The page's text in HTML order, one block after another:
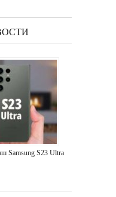
Samsung S23 Ultra